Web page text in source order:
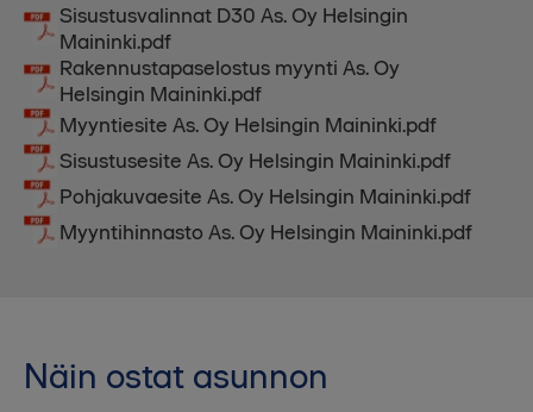
Sisustusvalinnat D30 As. Oy Helsingin
Maininki.pdf
Rakennustapaselostus myynti As. Oy
Helsingin Maininki.pdf
Myyntiesite As. Oy Helsingin Maininki.pdf
Sisustusesite As. Oy Helsingin Maininki.pdf
Pohjakuvaesite As. Oy Helsingin Maininki.pdf
Myyntihinnasto As. Oy Helsingin Maininki.pdf
Näin ostat asunnon